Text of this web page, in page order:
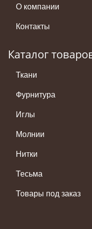
О компании
Контакты
Каталог
Ткани
Фурнитура
Иглы
Молнии
Нитки
Тесьма
Товары под заказ